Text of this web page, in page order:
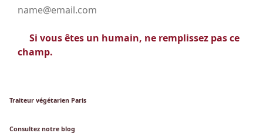
Si vous êtes un humain, ne remplissez pas ce
champ.
Traiteur végétarien Paris
Consultez notre blog